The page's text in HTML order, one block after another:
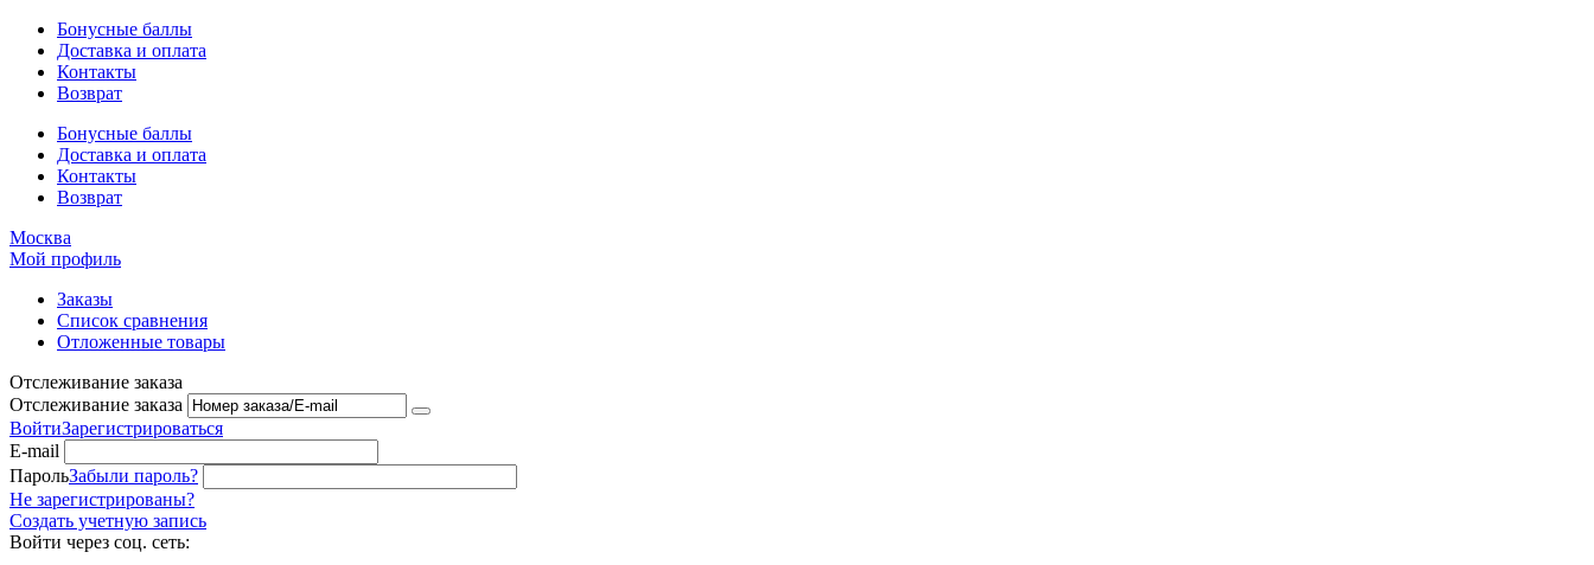
Бонусные баллы
Доставка и оплата
Контакты
Возврат
Бонусные баллы
Доставка и оплата
Контакты
Возврат
Москва
Мой профиль
Заказы
Список сравнения
Отложенные товары
Отслеживание заказа
Отслеживание заказа
ВойтиЗарегистрироваться
E-mail
ПарольЗабыли пароль?
Не зарегистрированы?
Создать учетную запись
Войти через соц. сеть: